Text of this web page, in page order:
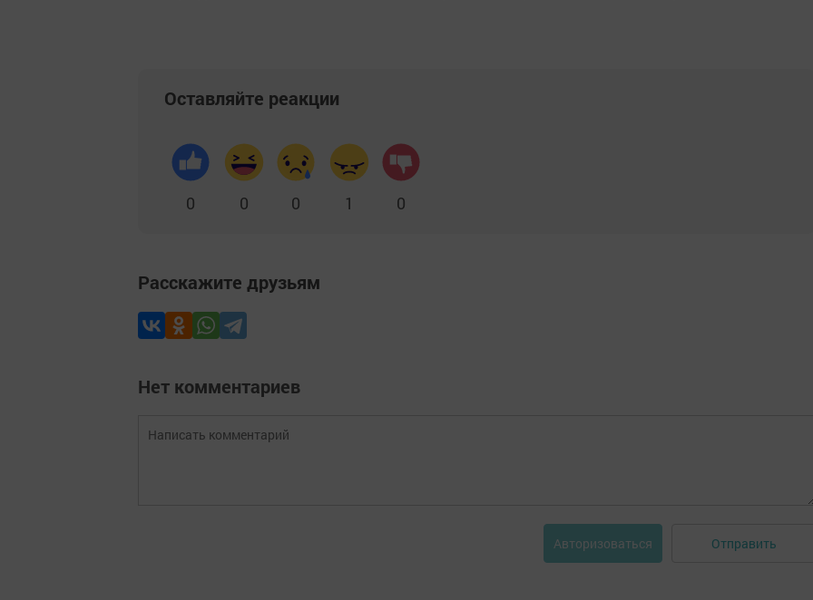
Оставляйте реакции
0 0 0 1 0
Расскажите друзьям
Нет комментариев
Авторизоваться Отправить